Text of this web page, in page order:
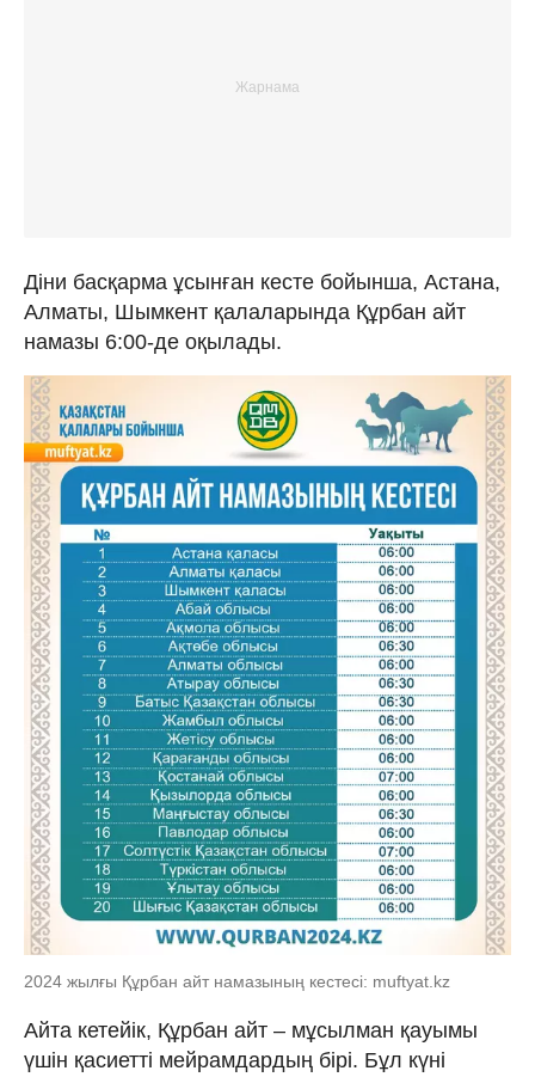
Діни басқарма ұсынған кесте бойынша, Астана,
Алматы, Шымкент қалаларында Құрбан айт
намазы 6:00-де оқылады.
2024 жылғы Құрбан айт намазының кестесі: muftyat.kz
Айта кетейік, Құрбан айт – мұсылман қауымы
үшін қасиетті мейрамдардың бірі. Бұл күні